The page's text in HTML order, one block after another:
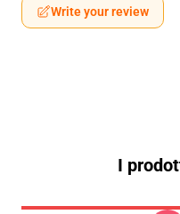
Write your review
I